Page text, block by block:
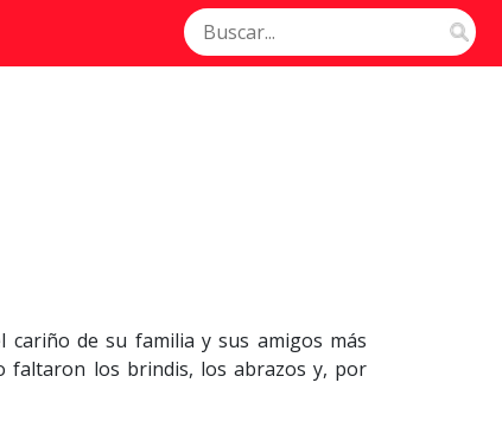
de su familia y sus amigos más
faltaron los brindis, los abrazos y, por